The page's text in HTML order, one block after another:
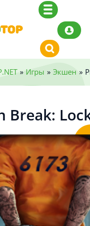
» Игры » Экшен »
Break: